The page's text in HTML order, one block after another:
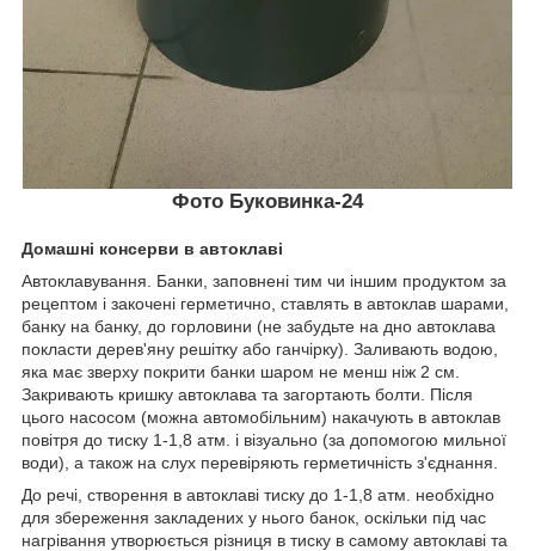
Фото Буковинка-24
Домашні консерви в автоклаві
Автоклавування. Банки, заповнені тим чи іншим продуктом за
рецептом і закочені герметично, ставлять в автоклав шарами,
банку на банку, до горловини (не забудьте на дно автоклава
покласти дерев'яну решітку або ганчірку). Заливають водою,
яка має зверху покрити банки шаром не менш ніж 2 см.
Закривають кришку автоклава та загортають болти. Після
цього насосом (можна автомобільним) накачують в автоклав
повітря до тиску 1-1,8 атм. і візуально (за допомогою мильної
води), а також на слух перевіряють герметичність з'єднання.
До речі, створення в автоклаві тиску до 1-1,8 атм. необхідно
для збереження закладених у нього банок, оскільки під час
нагрівання утворюється різниця в тиску в самому автоклаві та